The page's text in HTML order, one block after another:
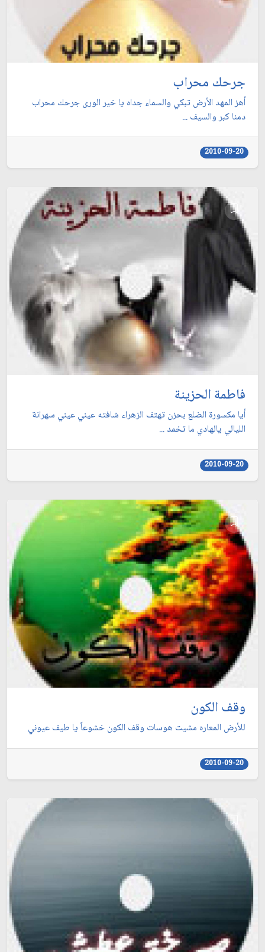
جرحك محراب
أهز المهد الأرض تبكي والسماء جداه يا خير الورى جرحك محراب
دمنا كبر والسيف ...
2010-09-20
فاطمة الحزينة
أيا مكسورة الضلع بحزن تهتف الزهراء شافته عيني عيني سهرانة
الليالي يالهادي ما تخمد ...
2010-09-20
وقف الكون
للأرض المعاره مشيت هوسات وقف الكون خشوعاً يا طيف عيوني
2010-09-20